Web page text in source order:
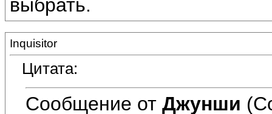
выбрать.
Inquisitor
Цитата:
Сообщение от Джунши